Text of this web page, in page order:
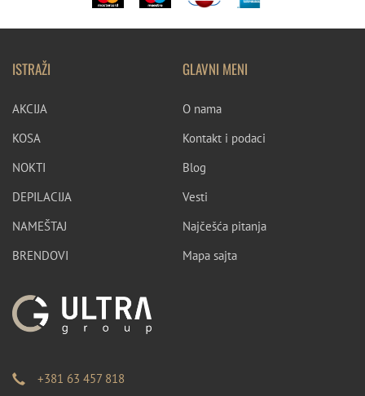
ISTRAŽI
AKCIJA
KOSA
NOKTI
DEPILACIJA
NAMEŠTAJ
BRENDOVI
GLAVNI MENI
O nama
Kontakt i podaci
Blog
Vesti
Najčešća pitanja
Mapa sajta
+381 63 457 818